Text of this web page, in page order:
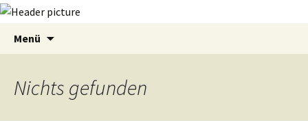
Menü
Nichts gefunden